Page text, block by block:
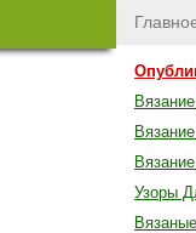
Узоры